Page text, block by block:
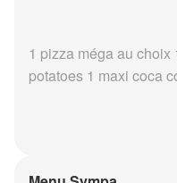
1 pizza méga au
potatoes 1 maxi coca